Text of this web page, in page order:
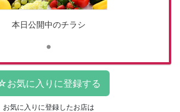
本日公開中のチラシ
お気に入りに登録したお店は